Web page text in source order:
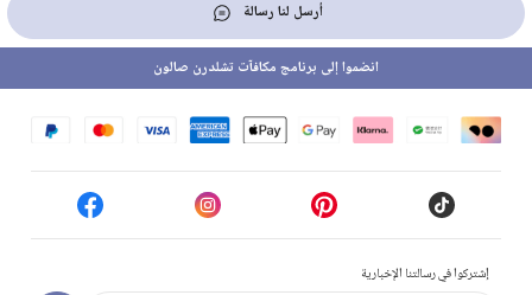
أرسل لنا رسالة
إشتركوا في رسالتنا الإخبارية
انضموا إلى برنامج مكافآت تشلدرن صالون